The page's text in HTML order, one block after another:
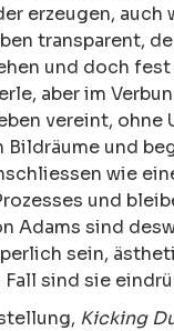
erzeugen, auch
transparent,
und doch
aber im
vereint, ohne
Bildräume und
wie
und
Adams sind
sein,
sind sie
Kicking